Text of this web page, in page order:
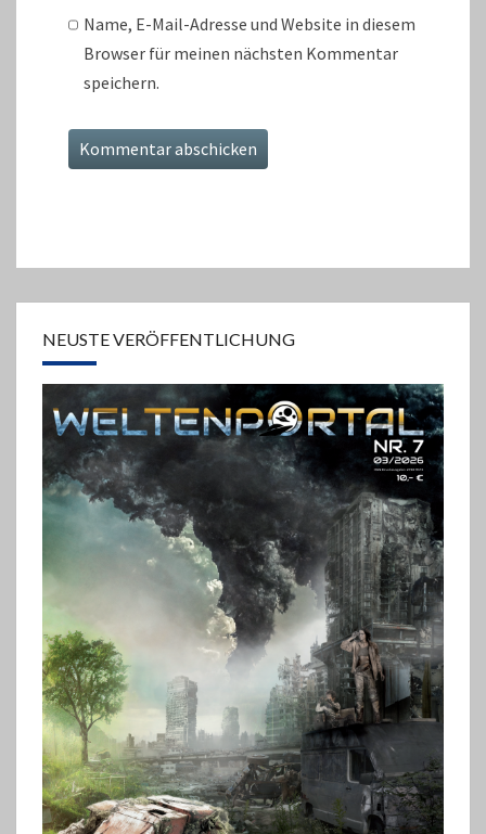
Name, E-Mail-Adresse und Website in diesem
Browser für meinen nächsten Kommentar
speichern.
NEUSTE VERÖFFENTLICHUNG